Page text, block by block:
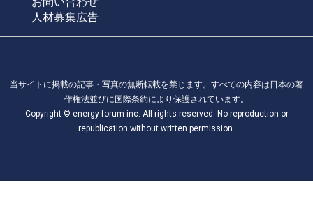
人材募集広告
当サイトに掲載の記事・写真の無断転載を禁じます。すべての内容は日本の著
作権法並びに国際条約により保護されています。
Copyright © energy forum inc. All rights reserved. No reproduction or
republication without written permission.